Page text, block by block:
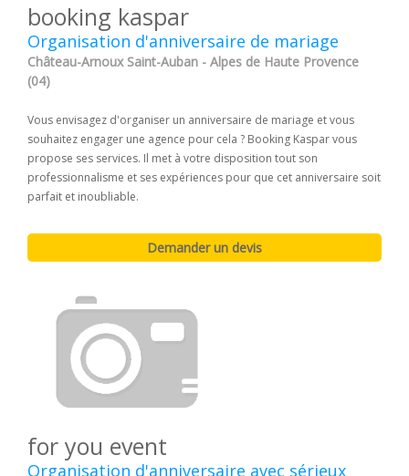
booking kaspar
Organisation d'anniversaire de mariage
Château-Arnoux Saint-Auban - Alpes de Haute Provence
(04)
Vous envisagez d'organiser un anniversaire de mariage et vous
souhaitez engager une agence pour cela ? Booking Kaspar vous
propose ses services. Il met à votre disposition tout son
professionnalisme et ses expériences pour que cet anniversaire soit
parfait et inoubliable.
for you event
Organisation d'anniversaire avec sérieux